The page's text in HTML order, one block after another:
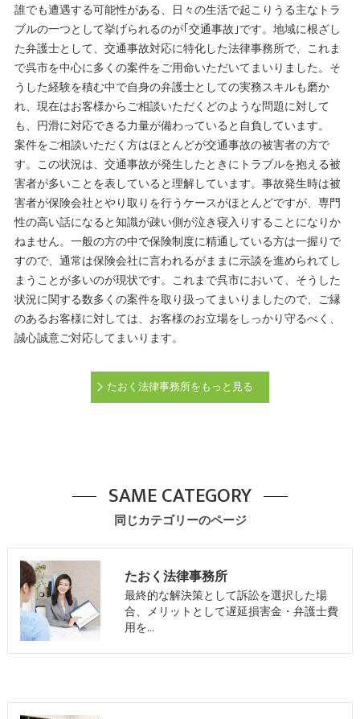
誰でも遭遇する可能性がある、日々の生活で起こりうる主なトラ
ブルの一つとして挙げられるのが｢交通事故｣です。地域に根ざし
た弁護士として、交通事故対応に特化した法律事務所で、これま
で呉市を中心に多くの案件をご用命いただいてまいりました。そ
うした経験を積む中で自身の弁護士としての実務スキルも磨か
れ、現在はお客様からご相談いただくどのような問題に対して
も、円滑に対応できる力量が備わっていると自負しています。
案件をご相談いただく方はほとんどが交通事故の被害者の方で
す。この状況は、交通事故が発生したときにトラブルを抱える被
害者が多いことを表していると理解しています。事故発生時は被
害者が保険会社とやり取りを行うケースがほとんどですが、専門
性の高い話になると知識が疎い側が泣き寝入りすることになりか
ねません。一般の方の中で保険制度に精通している方は一握りで
すので、通常は保険会社に言われるがままに示談を進められてし
まうことが多いのが現状です。これまで呉市において、そうした
状況に関する数多くの案件を取り扱ってまいりましたので、ご縁
のあるお客様に対しては、お客様のお立場をしっかり守るべく、
誠心誠意ご対応してまいります。
たおく法律事務所をもっと見る
同じカテゴリーのページ
SAME CATEGORY
たおく法律事務所
最終的な解決策として訴訟を選択した場
合、メリットとして遅延損害金・弁護士費
用を…